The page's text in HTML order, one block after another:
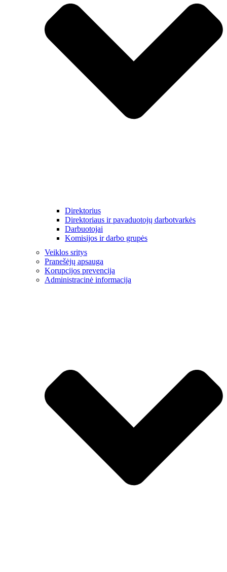
Direktorius
Direktoriaus ir pavaduotojų darbotvarkės
Darbuotojai
Komisijos ir darbo grupės
Veiklos sritys
Pranešėjų apsauga
Korupcijos prevencija
Administracinė informacija